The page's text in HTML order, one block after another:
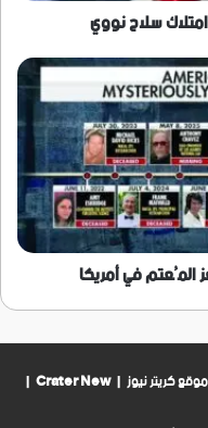
سلاح نووي
المُعتم في أمريكا
Crater New
|